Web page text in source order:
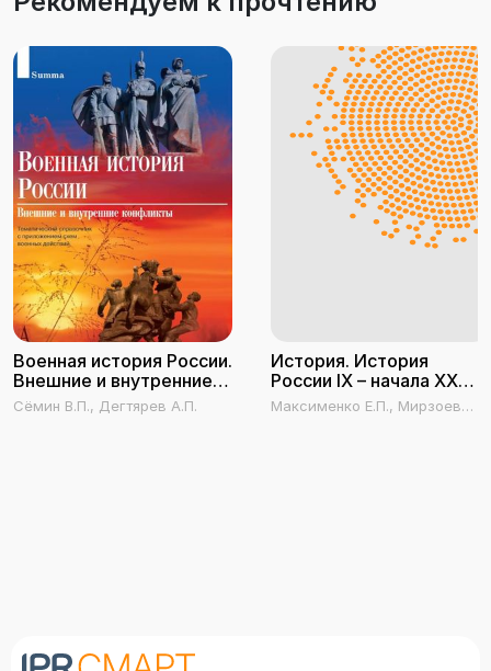
Военная история России.
Внешние и внутренние
конфликты
Сёмин В.П., Дегтярев А.П.
История. История
России IX – начала XX
века
Максименко Е.П., Мирзоев